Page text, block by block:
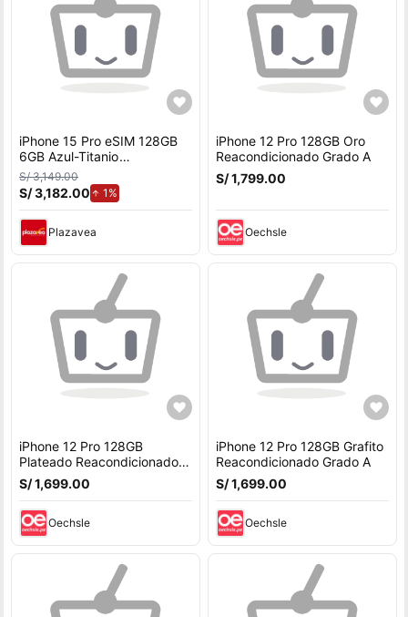
iPhone 15 Pro eSIM 128GB
6GB Azul-Titanio
(REACONDICIONADO
GRADO A+)
S/ 3,149.00
S/ 3,182.00 1%
Plazavea
iPhone 12 Pro 128GB Oro
Reacondicionado Grado A
S/ 1,799.00
Oechsle
iPhone 12 Pro 128GB
Plateado Reacondicionado
Grado A
S/ 1,699.00
Oechsle
iPhone 12 Pro 128GB Grafito
Reacondicionado Grado A
S/ 1,699.00
Oechsle